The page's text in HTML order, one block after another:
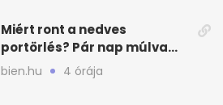
Miért ront a nedves
portörlés? Pár nap múlva
újra szürke lesz a bútor
bien.hu 4 órája